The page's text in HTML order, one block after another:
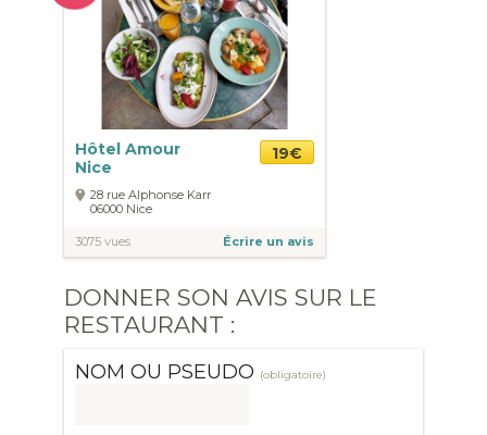
Hôtel Amour
Nice
19€
28 rue Alphonse Karr
06000 Nice
3075 vues Écrire un avis
DONNER SON AVIS SUR LE
RESTAURANT :
NOM OU PSEUDO (obligatoire)